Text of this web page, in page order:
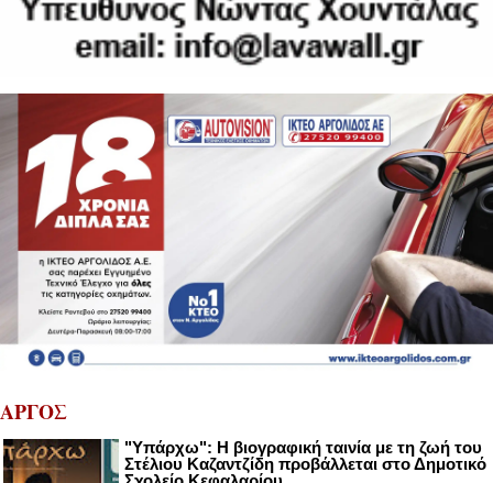
ΑΡΓΟΣ
"Υπάρχω": Η βιογραφική ταινία με τη ζωή του
Στέλιου Καζαντζίδη προβάλλεται στο Δημοτικό